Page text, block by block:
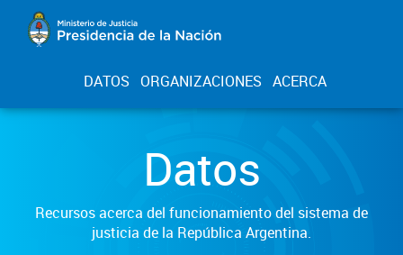
DATOS ORGANIZACIONES ACERCA
Datos
Recursos acerca del funcionamiento del sistema de
justicia de la República Argentina.